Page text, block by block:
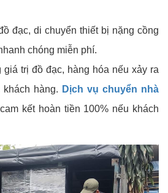
đạc, di chuyển thiết bị nặng cồng
chóng miễn phí.
trị đồ đạc, hàng hóa nếu xảy ra
hàng. Dịch vụ chuyển nhà
cam kết hoàn tiền 100% nếu khách